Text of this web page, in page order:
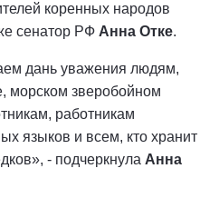
коренных народов
сенатор РФ Анна Отке.
дань уважения людям,
морском зверобойном
работникам
языков и всем, кто хранит
- подчеркнула Анна